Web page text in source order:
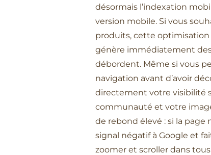
désormais l’indexation
version mobile. Si vous
produits, cette
génère immédiatement des
débordent. Même si vous
navigation avant d’avoir
directement votre visibilité
communauté et votre
de rebond élevé : si la page
signal négatif à Google et
zoomer et scroller dans